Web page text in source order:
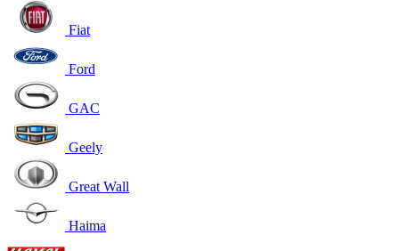
Fiat
Ford
GAC
Geely
Great Wall
Haima